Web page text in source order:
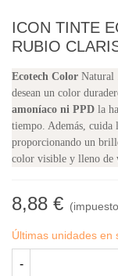
ICON TINTE
RUBIO
Ecotech Color Natural
desean un color
amoníaco ni PPD la
tiempo. Además, cuida
proporcionando un
color visible y lleno de
8,88 €
Últimas unidades en
-